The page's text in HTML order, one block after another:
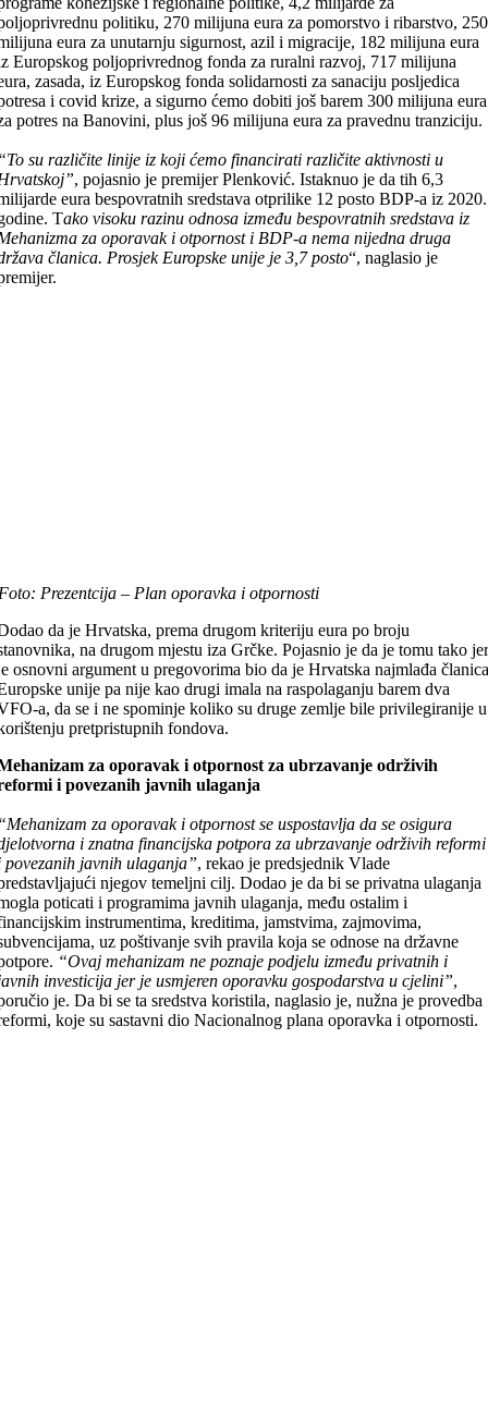
politiku, 270 milijuna eura za pomorstvo i ribarstvo, 250
eura za unutarnju sigurnost, azil i migracije, 182 milijuna eura
Europskog poljoprivrednog fonda za ruralni razvoj, 717 milijuna
zasada, iz Europskog fonda solidarnosti za sanaciju posljedica
i covid krize, a sigurno ćemo dobiti još barem 300 milijuna eura
potres na Banovini, plus još 96 milijuna eura za pravednu tranziciju.
su različite linije iz koji ćemo financirati različite aktivnosti u
, pojasnio je premijer Plenković. Istaknuo je da tih 6,3
eura bespovratnih sredstava otprilike 12 posto BDP-a iz 2020.
Tako visoku razinu odnosa između bespovratnih sredstava iz
za oporavak i otpornost i BDP-a nema nijedna druga
članica. Prosjek Europske unije je 3,7 posto“, naglasio je
Prezentcija – Plan oporavka i otpornosti
da je Hrvatska, prema drugom kriteriju eura po broju
na drugom mjestu iza Grčke. Pojasnio je da je tomu tako
osnovni argument u pregovorima bio da je Hrvatska najmlađa
unije pa nije kao drugi imala na raspolaganju barem dva
a, da se i ne spominje koliko su druge zemlje bile privilegiranije u
pretpristupnih fondova.
za oporavak i otpornost za ubrzavanje održivih
i povezanih javnih ulaganja
za oporavak i otpornost se uspostavlja da se osigura
i znatna financijska potpora za ubrzavanje održivih reformi
povezanih javnih ulaganja”, rekao je predsjednik Vlade
njegov temeljni cilj. Dodao je da bi se privatna ulaganja
poticati i programima javnih ulaganja, među ostalim i
instrumentima, kreditima, jamstvima, zajmovima,
uz poštivanje svih pravila koja se odnose na državne
“Ovaj mehanizam ne poznaje podjelu između privatnih i
investicija jer je usmjeren oporavku gospodarstva u cjelini”,
je. Da bi se ta sredstva koristila, naglasio je, nužna je provedba
koje su sastavni dio Nacionalnog plana oporavka i otpornosti.